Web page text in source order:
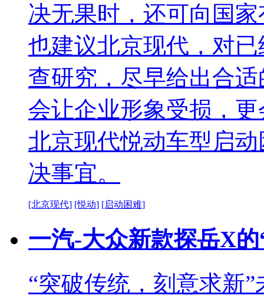
决无果时，还可向国
也建议北京现代，对
查研究，尽早给出合
会让企业形象受损，
北京现代悦动车型启
决事宜。
[北京现代] [悦动] [启动困难]
一汽-大众新款探岳X
“突破传统，刻意求新